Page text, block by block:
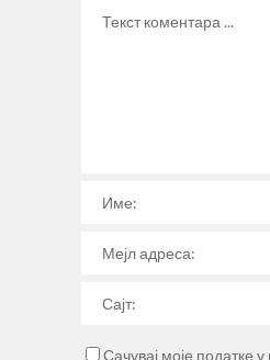
Сачувај моје податке